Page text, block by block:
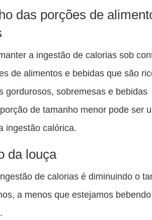
das porções de
a ingestão de calorias sob
de alimentos e bebidas que são
gordurosos, sobremesas e bebidas
de tamanho menor pode ser
ingestão calórica.
da louça
de calorias é diminuindo o
a menos que estejamos